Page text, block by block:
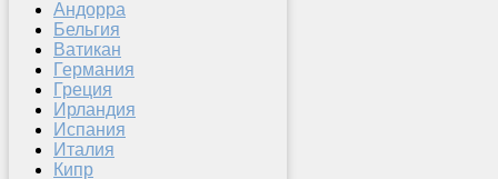
Андорра
Бельгия
Ватикан
Германия
Греция
Ирландия
Испания
Италия
Кипр